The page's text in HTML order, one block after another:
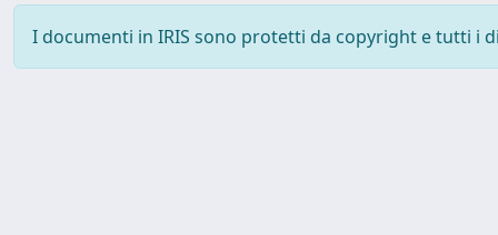
I documenti in IRIS sono protetti da copyright e tutti i